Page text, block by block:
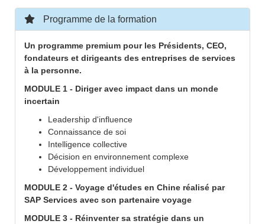
Programme de la formation
Un programme premium pour les Présidents, CEO,
fondateurs et dirigeants des entreprises de services
à la personne.
MODULE 1 - Diriger avec impact dans un monde
incertain
Leadership d'influence
Connaissance de soi
Intelligence collective
Décision en environnement complexe
Développement individuel
MODULE 2 - Voyage d'études en Chine réalisé par
SAP Services avec son partenaire voyage
MODULE 3 - Réinventer sa stratégie dans un